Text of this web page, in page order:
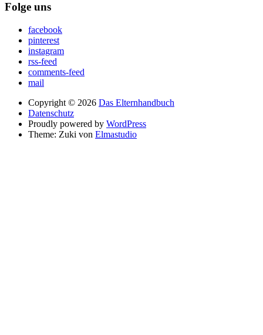
Folge uns
facebook
pinterest
instagram
rss-feed
comments-feed
mail
Copyright © 2026 Das Elternhandbuch
Datenschutz
Proudly powered by WordPress
Theme: Zuki von Elmastudio